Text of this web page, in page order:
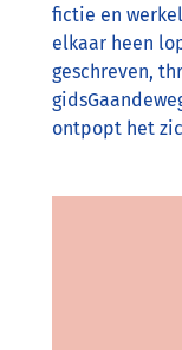
fictie en
elkaar heen
geschreven,
ontpopt het